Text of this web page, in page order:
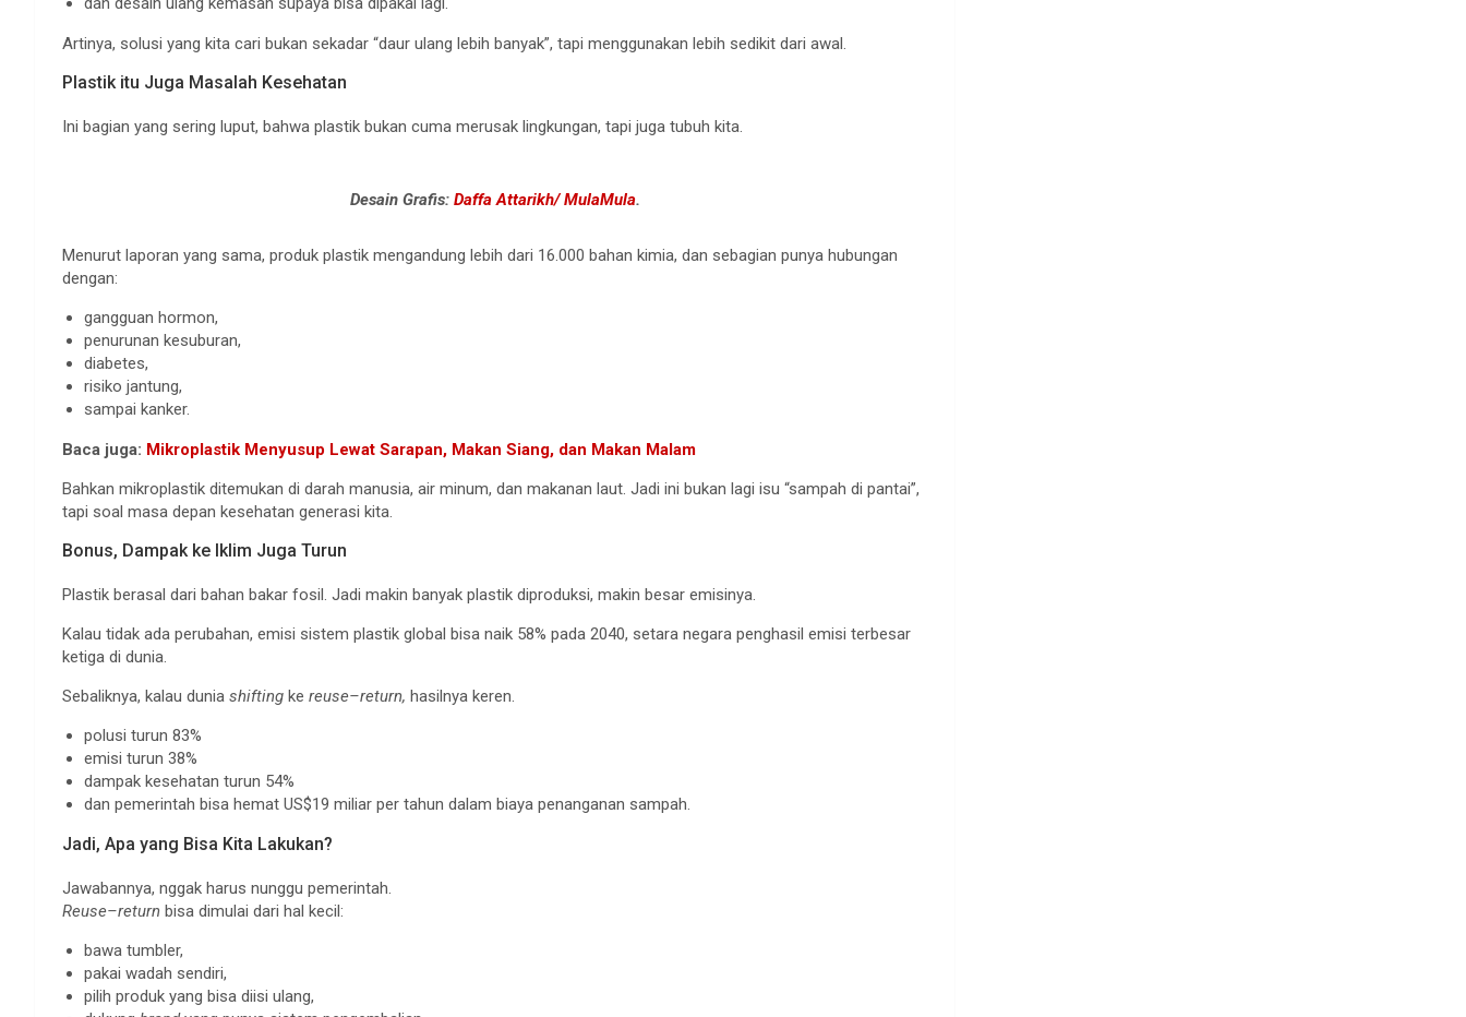
Artinya, solusi yang kita cari bukan sekadar “daur ulang lebih banyak”, tapi menggunakan lebih sedikit dari awal.
Plastik itu Juga Masalah Kesehatan
Ini bagian yang sering luput, bahwa plastik bukan cuma merusak lingkungan, tapi juga tubuh kita.
Desain Grafis: Daffa Attarikh/ MulaMula.
Menurut laporan yang sama, produk plastik mengandung lebih dari 16.000 bahan kimia, dan sebagian punya hubungan
dengan:
gangguan hormon,
penurunan kesuburan,
diabetes,
risiko jantung,
sampai kanker.
Baca juga: Mikroplastik Menyusup Lewat Sarapan, Makan Siang, dan Makan Malam
Bahkan mikroplastik ditemukan di darah manusia, air minum, dan makanan laut. Jadi ini bukan lagi isu “sampah di pantai”,
tapi soal masa depan kesehatan generasi kita.
Bonus, Dampak ke Iklim Juga Turun
Plastik berasal dari bahan bakar fosil. Jadi makin banyak plastik diproduksi, makin besar emisinya.
Kalau tidak ada perubahan, emisi sistem plastik global bisa naik 58% pada 2040, setara negara penghasil emisi terbesar
ketiga di dunia.
Sebaliknya, kalau dunia shifting ke reuse–return, hasilnya keren.
polusi turun 83%
emisi turun 38%
dampak kesehatan turun 54%
dan pemerintah bisa hemat US$19 miliar per tahun dalam biaya penanganan sampah.
Jadi, Apa yang Bisa Kita Lakukan?
Jawabannya, nggak harus nunggu pemerintah.
Reuse–return bisa dimulai dari hal kecil:
bawa tumbler,
pakai wadah sendiri,
pilih produk yang bisa diisi ulang,